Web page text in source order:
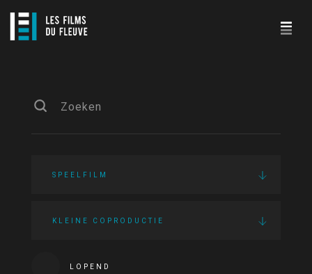
SPEELFILM
KLEINE COPRODUCTIE
LOPEND